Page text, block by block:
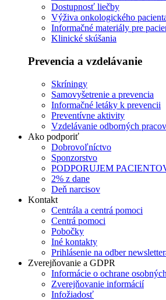
Dostupnosť liečby
Výživa onkologického
Informačné materiály pre
Klinické skúšania
Prevencia a vzdelávanie
Skríningy
Samovyšetrenie a prevencia
Informačné letáky k prevencii
Preventívne aktivity
Vzdelávanie odborných
Ako podporiť
Dobrovoľníctvo
Sponzorstvo
PODPORUJEM
2% z dane
Deň narcisov
Kontakt
Centrála a centrá pomoci
Centrá pomoci
Pobočky
Iné kontakty
Prihlásenie na odber
Zverejňovanie a GDPR
Informácie o ochrane
Zverejňovanie informácií
Infožiadosť